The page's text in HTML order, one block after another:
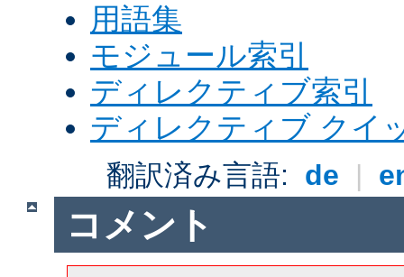
用語集
モジュール索引
ディレクティブ索引
ディレクティブ クイ
翻訳済み言語: de |
コメント